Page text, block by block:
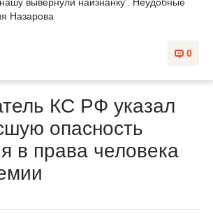
0
КС РФ указал
опасность
в права человека